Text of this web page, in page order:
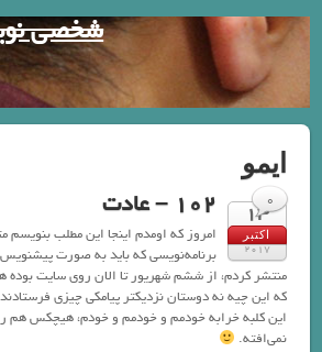
شخصی
ایمو
13
اکتبر
2017
102 – عادت
امروز که اومدم اینجا این مطلب
برنامه‌نویسی که باید به صورت
منتشر کردم، از ششم شهریور تا الان روی سایت
که این چیه نه دوستان نزدیکتر پیامکی چیزی
این کلبه خرابه خودمم و خودمم و خودم، هیچکس هم
نمی‌افته.
0